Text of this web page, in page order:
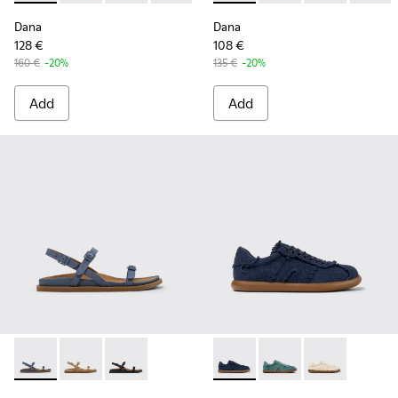
Dana
128 €
160 € -20%
Add
Dana
108 €
135 € -20%
Add
Lluc Sandal - K201883-003 - Blue Suede Leather Sandals for
Lluc Sandal - K201883-004
Lluc Sandal - K201883-001Pelotas Soller x EFI -
Pelotas Soller x EFI -
Pelotas Soller